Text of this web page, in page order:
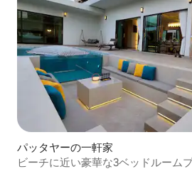
パッタヤーの一軒家
ビーチに近い豪華な3ベッドルーム